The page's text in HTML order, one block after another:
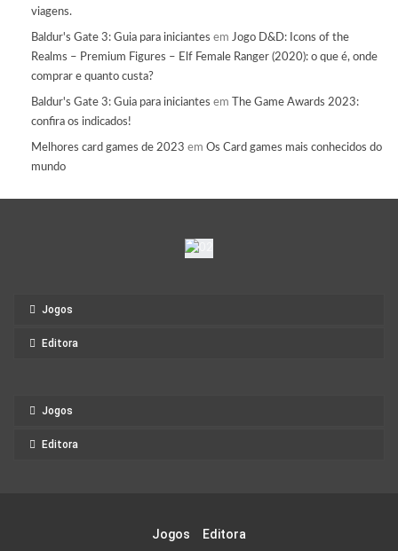
viagens.
Baldur's Gate 3: Guia para iniciantes em Jogo D&D: Icons of the
Realms – Premium Figures – Elf Female Ranger (2020): o que é, onde
comprar e quanto custa?
Baldur's Gate 3: Guia para iniciantes em
The Game Awards 2023:
confira os indicados!
Melhores card games de 2023 em Os Card games mais conhecidos do
mundo
Jogos
Editora
Jogos
Editora
Jogos Editora